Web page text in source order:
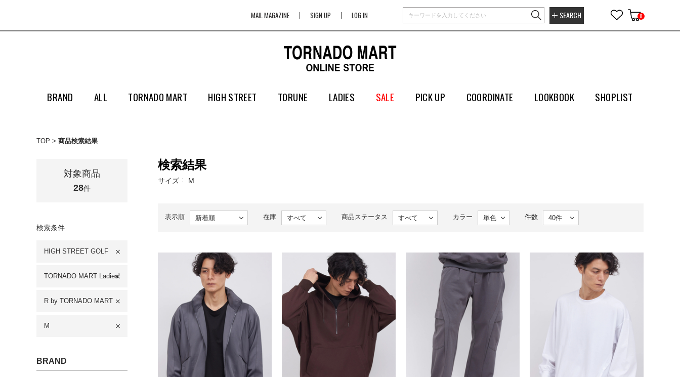
MAIL MAGAZINE SIGN UP LOG IN SEARCH 0
BRAND ALL TORNADO MART HIGH STREET TORUNE LADIES SALE PICK UP COORDINATE LOOKBOOK SHOPLIST
TOP 商品検索結果
対象商品
28件
検索条件
HIGH STREET GOLF
TORNADO MART Ladies'
R by TORNADO MART
M
BRAND
検索結果
サイズ M
表示順 在庫 商品ステータス カラー 件数